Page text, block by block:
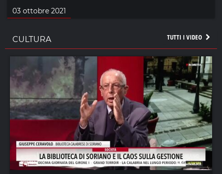
03 ottobre 2021
TUTTI I VIDEO
CULTURA